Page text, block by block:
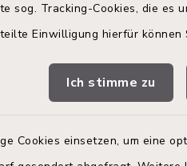
sog. Tracking-Cookies, die
Einwilligung hierfür können
Ich stimme zu
Cookies einsetzen, um eine
Donnerstag:
zusätzlich: